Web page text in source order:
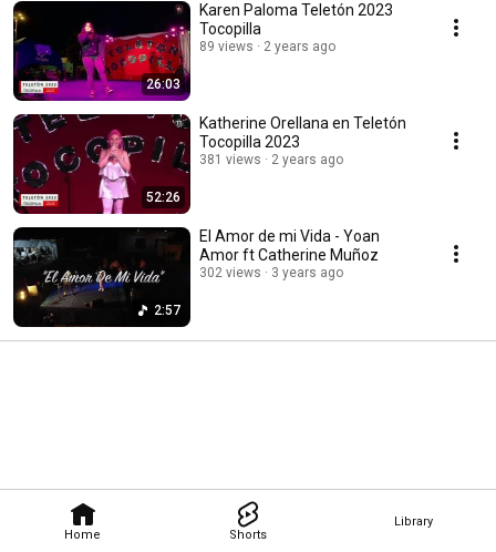
Home Shorts
Library
26:03
Karen Paloma Teletón 2023
Tocopilla
89 views 2 years ago
52:26
Katherine Orellana en Teletón
Tocopilla 2023
381 views 2 years ago
2:57
El Amor de mi Vida - Yoan
Amor ft Catherine Muñoz
302 views 3 years ago